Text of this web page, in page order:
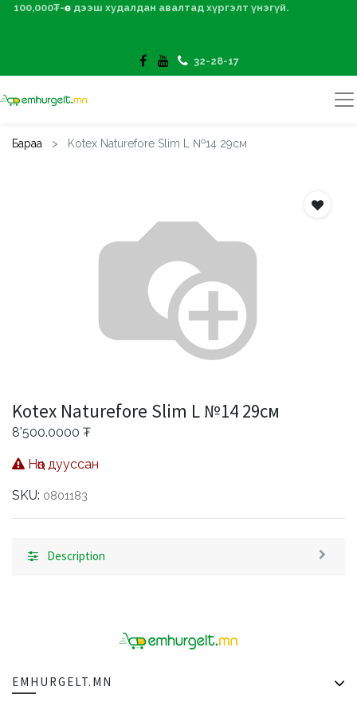
100,000₮-өөс дээш худалдан авалтад хүргэлт үнэгүй.
32-28-17
Бараа Kotex Naturefore Slim L №14 29см
Kotex Naturefore Slim L №14 29см
8'500.0000 ₮
Нөөц дууссан
SKU: 0801183
Description
EMHURGELT.MN